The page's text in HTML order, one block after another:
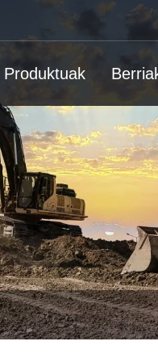
Produktuak